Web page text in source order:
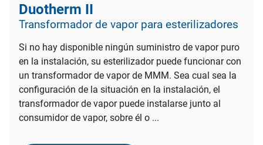
Duotherm II
Transformador de vapor para esterilizadores
Si no hay disponible ningún suministro de vapor puro
en la instalación, su esterilizador puede funcionar con
un transformador de vapor de MMM. Sea cual sea la
configuración de la situación en la instalación, el
transformador de vapor puede instalarse junto al
consumidor de vapor, sobre él o ...